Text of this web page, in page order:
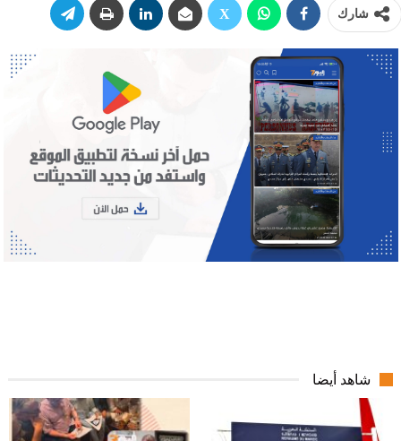
شارك
شاهد أيضا